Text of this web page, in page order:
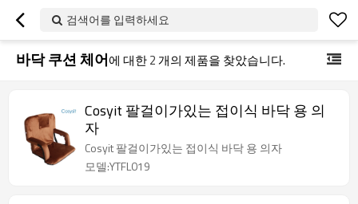
검색어를 입력하세요
바닥 쿠션 체어에 대한2 개의 제품을 찾았습니다.
Cosyit 팔걸이가있는 접이식 바닥 용 의
자
Cosyit 팔걸이가있는 접이식 바닥 용 의자
모델:YTFL019